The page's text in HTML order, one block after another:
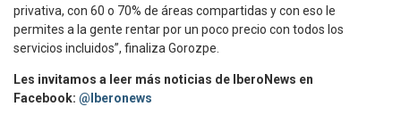
privativa, con 60 o 70% de áreas compartidas y con eso le
permites a la gente rentar por un poco precio con todos los
servicios incluidos”, finaliza Gorozpe.
Les invitamos a leer más noticias de IberoNews en
Facebook: @Iberonews